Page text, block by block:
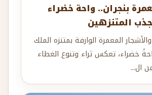
بنجران.. واحة خضراء
المتنزهين
المعمرة الوارفة بمتنزه الملك
خضراء، تعكس ثراء وتنوع الغطاء
ال...